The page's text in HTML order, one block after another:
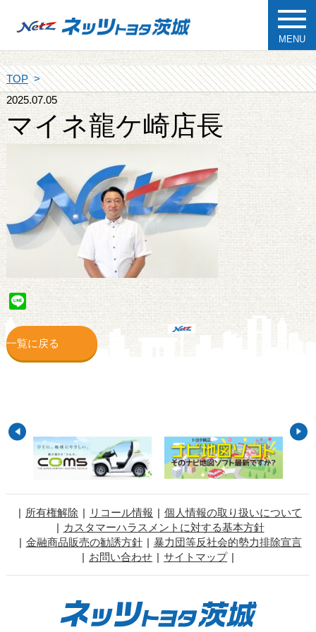
MENU
TOP
2025.07.05
マイネ龍ケ崎店長
Line
一覧に戻る
所有権解除 リコール情報
個人情報の取り扱いについて
カスタマーハラスメントに対する基本方針
金融商品販売の勧誘方針
暴力団等反社会的勢力排除宣言
お問い合わせ
サイトマップ